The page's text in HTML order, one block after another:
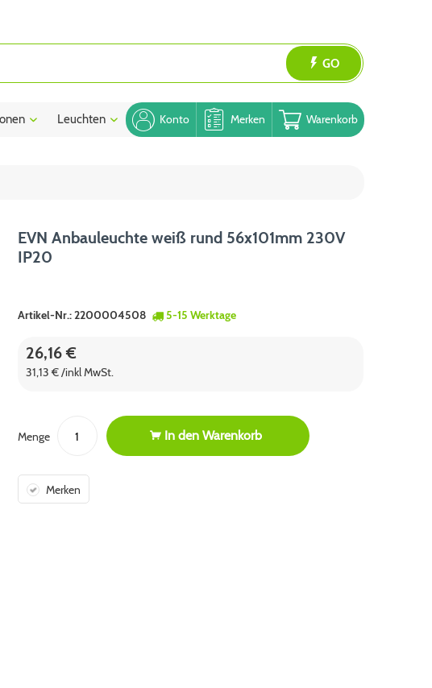
GO
Konto Merken Warenkorb
Leuchten Blog
EVN Anbauleuchte weiß rund 56x101mm 230V
IP20
Artikel-Nr.:2200004508 5-15 Werktage
26,16 €
31,13 € /inkl MwSt.
Menge In den Warenkorb
Merken